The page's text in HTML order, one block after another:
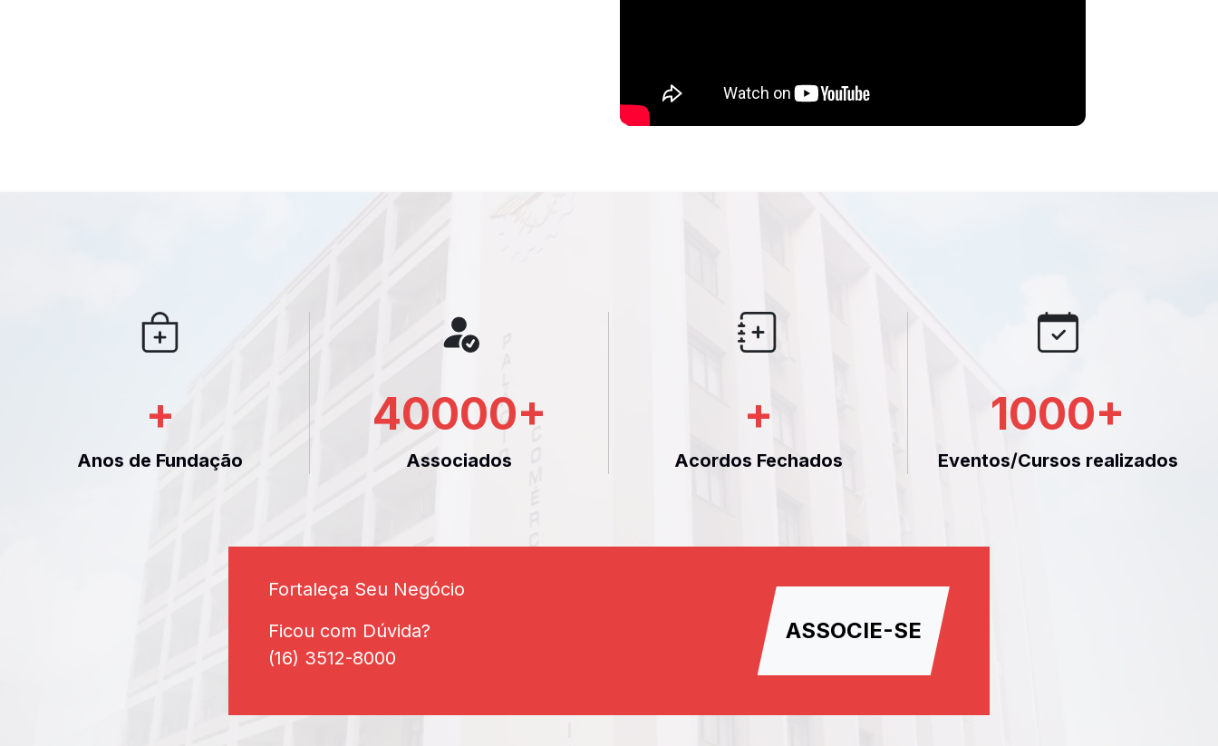
+
Anos de Fundação
40000+
Associados
+
Acordos Fechados
1000+
Eventos/Cursos realizados
Fortaleça Seu Negócio
Ficou com Dúvida?
(16) 3512-8000
ASSOCIE-SE